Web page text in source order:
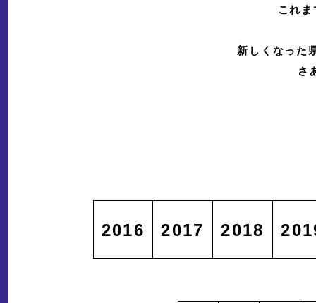
これ
新しくなった
さ
2016 2017 2018